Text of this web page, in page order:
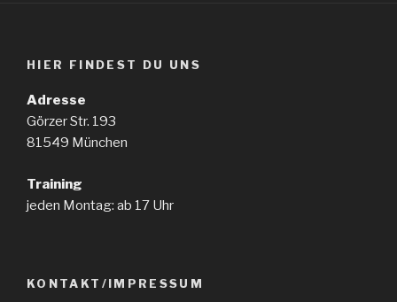
HIER FINDEST DU UNS
Adresse
Görzer Str. 193
81549 München
Training
jeden Montag: ab 17 Uhr
KONTAKT/IMPRESSUM